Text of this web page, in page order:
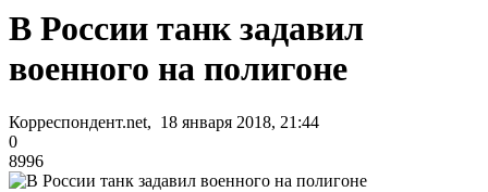
В России танк задавил
военного на полигоне
Корреспондент.net, 18 января 2018, 21:44
0
8996